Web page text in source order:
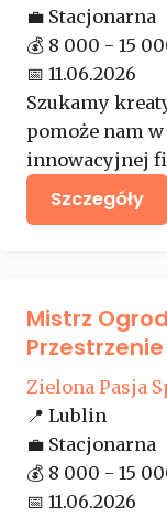
💼 Stacjonarna
💰 8 000 - 15
📅 11.06.2026
Szukamy
pomoże nam
innowacyjnej
Szczegóły
Mistrz
Zielona Pasja
📍 Lublin
💼 Stacjonarna
💰 8 000 - 15
📅 11.06.2026